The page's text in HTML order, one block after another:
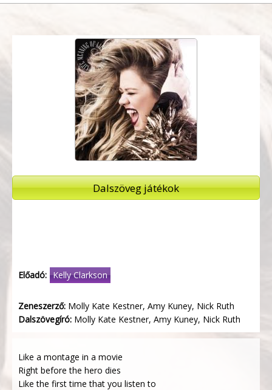
Dalszöveg játékok
Előadó: Kelly Clarkson
Zeneszerző: Molly Kate Kestner, Amy Kuney, Nick Ruth
Dalszövegíró: Molly Kate Kestner, Amy Kuney, Nick Ruth
Like a montage in a movie
Right before the hero dies
Like the first time that you listen to